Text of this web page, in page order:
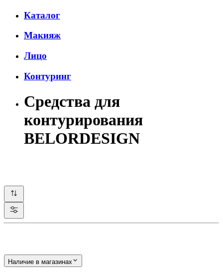
Каталог
Макияж
Лицо
Контуринг
Средства для
контурирования
BELORDESIGN
Наличие в магазинах